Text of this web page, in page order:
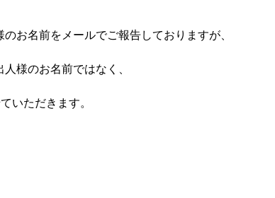
お名前をメールでご報告しておりますが、
様のお名前ではなく、
いただきます。